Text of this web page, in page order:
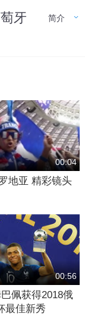
牙
简介
00:04
地亚 精彩镜头
00:56
佩获得2018俄
最佳新秀